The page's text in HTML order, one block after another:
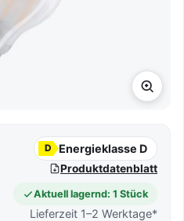
D Energieklasse D
Produktdatenblatt
Aktuell lagernd: 1 Stück
Lieferzeit 1–2 Werktage*